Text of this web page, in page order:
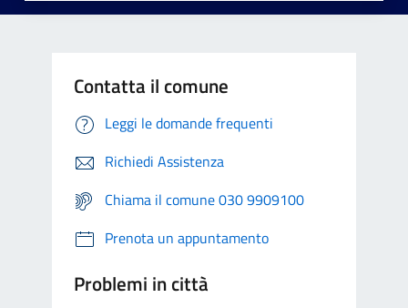
Contatta il comune
Leggi le domande frequenti
Richiedi Assistenza
Chiama il comune 030 9909100
Prenota un appuntamento
Problemi in città